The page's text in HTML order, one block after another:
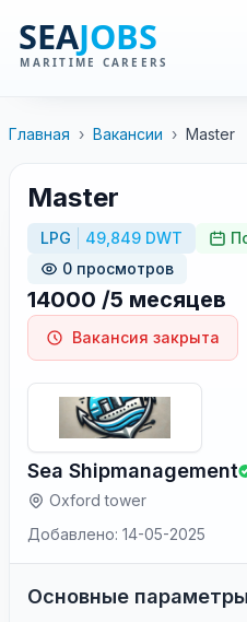
Главная › Вакансии › Master
Master
LPG 49,849 DWT
0 просмотров
14000 /5 месяцев
Вакансия закрыта
Sea Shipmanagement
Oxford tower
Добавлено: 14-05-2025
Основные параметры